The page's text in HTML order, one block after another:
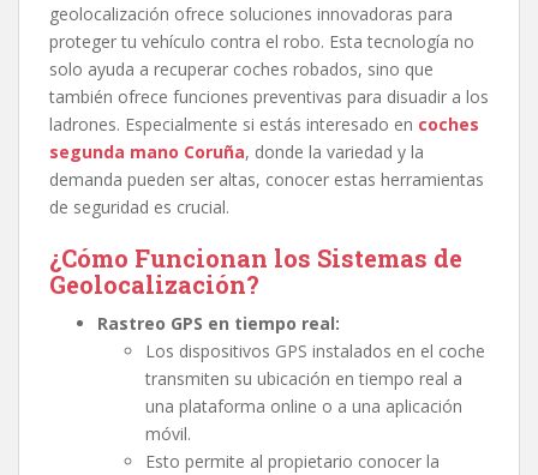
geolocalización ofrece soluciones innovadoras para
proteger tu vehículo contra el robo. Esta tecnología no
solo ayuda a recuperar coches robados, sino que
también ofrece funciones preventivas para disuadir a los
ladrones. Especialmente si estás interesado en coches
segunda mano Coruña, donde la variedad y la
demanda pueden ser altas, conocer estas herramientas
de seguridad es crucial.
¿Cómo Funcionan los Sistemas de
Geolocalización?
Rastreo GPS en tiempo real:
Los dispositivos GPS instalados en el coche
transmiten su ubicación en tiempo real a
una plataforma online o a una aplicación
móvil.
Esto permite al propietario conocer la